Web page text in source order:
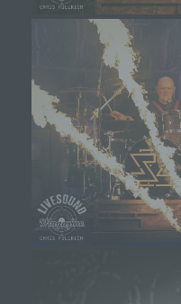
Internetseite korrekt
unserer Internetseite
zu optimieren, (3) die
Funktionsfähigkeit
Technik unserer
sowie (4) um
eines Cyberangriffes
notwendigen
anonym erhobenen
werden durch uns
ferner mit dem Ziel
und die
zu erhöhen, um
anonymen Daten der